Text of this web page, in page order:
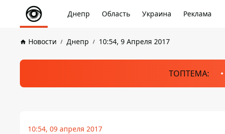
Днепр Область Украина Реклама
Новости Днепр 10:54, 9 Апреля 2017
ТОПТЕМА:
10:54, 09 апреля 2017